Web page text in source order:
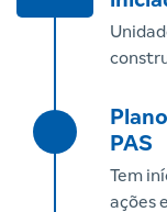
PAS
Tem
ações